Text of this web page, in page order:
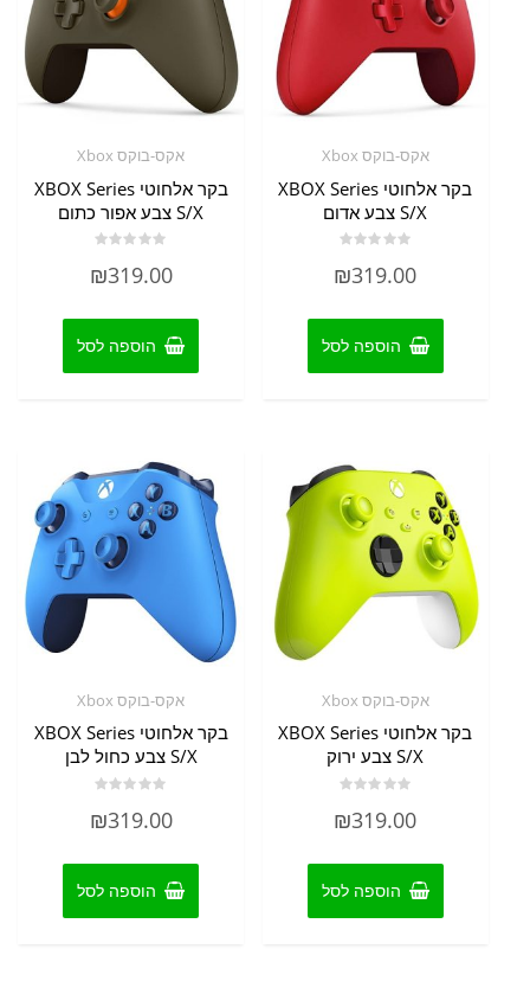
אקס-בוקס Xbox
בקר אלחוטי XBOX Series
S/X צבע אדום
0
₪319.00
הוספה לסל
אקס-בוקס Xbox
בקר אלחוטי XBOX Series
S/X צבע אפור כתום
0
₪319.00
הוספה לסל
אקס-בוקס Xbox
בקר אלחוטי XBOX Series
S/X צבע ירוק
0
₪319.00
הוספה לסל
אקס-בוקס Xbox
בקר אלחוטי XBOX Series
S/X צבע כחול לבן
0
₪319.00
הוספה לסל